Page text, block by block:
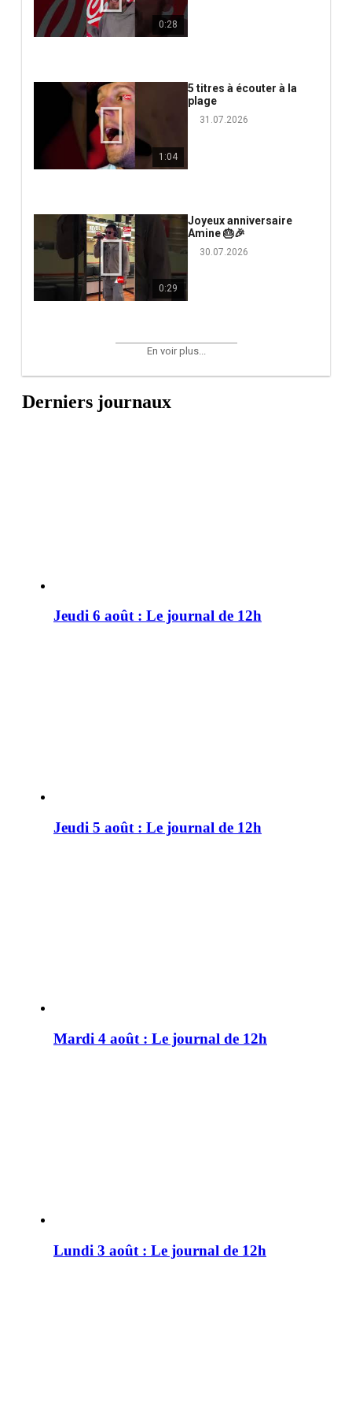
0:28
1:04
5 titres à écouter à la
plage
31.07.2026
0:29
Joyeux anniversaire
Amine 🎂🎉
30.07.2026
En voir plus...
Derniers journaux
Jeudi 6 août : Le journal de 12h
Jeudi 5 août : Le journal de 12h
Mardi 4 août : Le journal de 12h
Lundi 3 août : Le journal de 12h